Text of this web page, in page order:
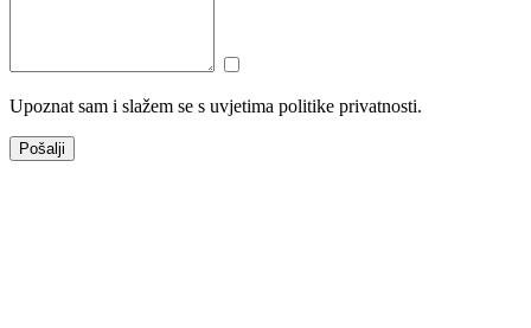
Upoznat sam i slažem se s uvjetima politike privatnosti.
Pošalji